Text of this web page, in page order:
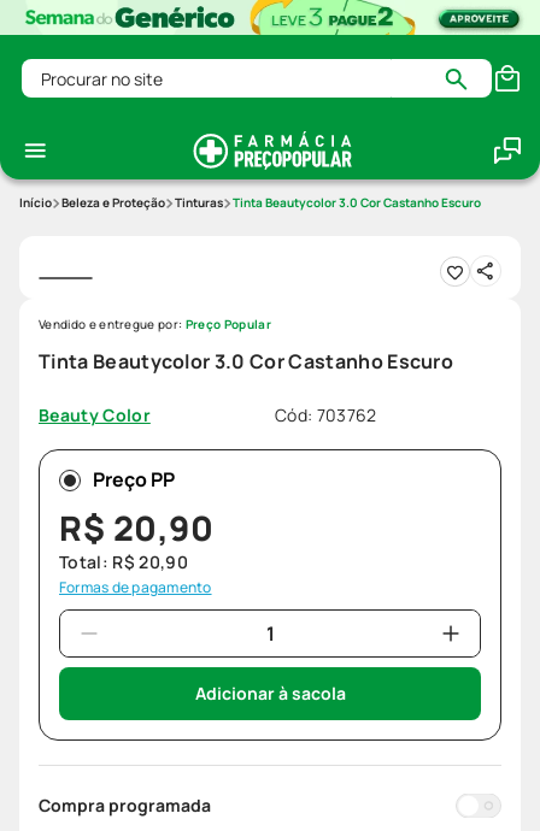
Procurar no site
Beleza e Proteção Tinturas Tinta Beautycolor 3.0 Cor Castanho Escuro
Tinta Beautycolor 3.0 Cor Castanho Escuro
Beauty Color Cód: 703762
Vendido e entregue por: Preço Popular
Preço PP
R$ 20,90
Total: R$ 20,90
Formas de pagamento
Adicionar à sacola
Compra programada